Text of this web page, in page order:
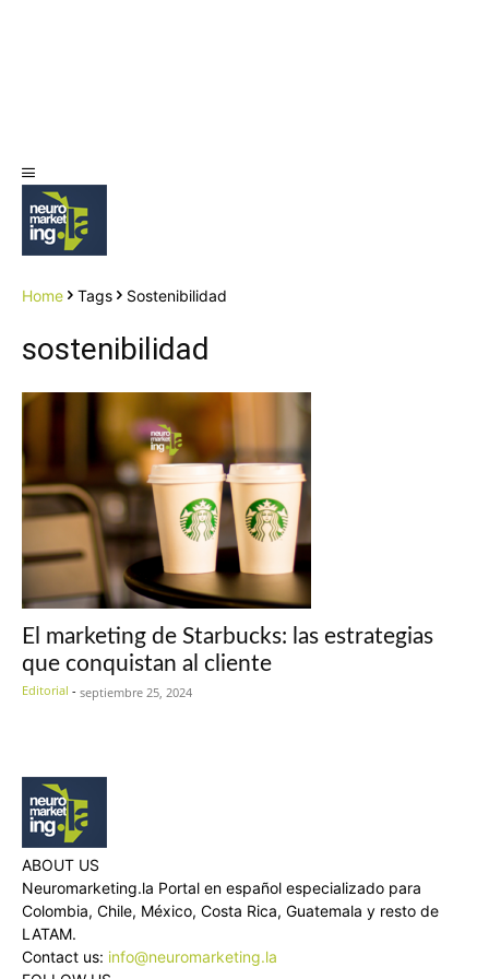
Home Tags Sostenibilidad
sostenibilidad
El marketing de Starbucks: las estrategias
que conquistan al cliente
Editorial - septiembre 25, 2024
ABOUT US
Neuromarketing.la Portal en español especializado para
Colombia, Chile, México, Costa Rica, Guatemala y resto de
LATAM.
Contact us: info@neuromarketing.la